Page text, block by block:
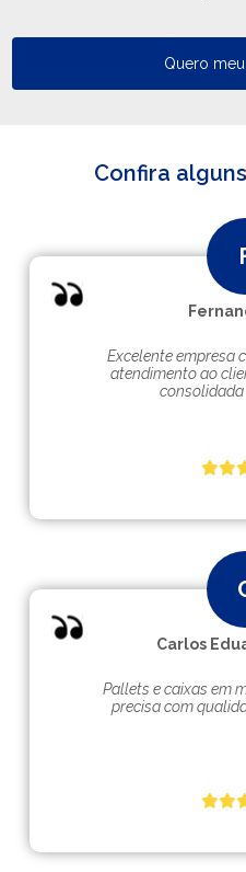
Quero
Confira alguns
Excelente empresa
atendimento ao
consolidada
Carlos
Pallets e caixas em
precisa com